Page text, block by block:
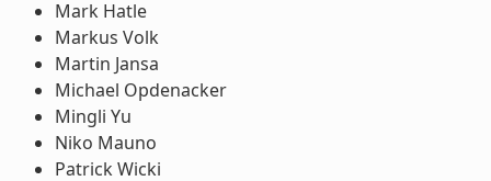
Mark Hatle
Markus Volk
Martin Jansa
Michael Opdenacker
Mingli Yu
Niko Mauno
Patrick Wicki